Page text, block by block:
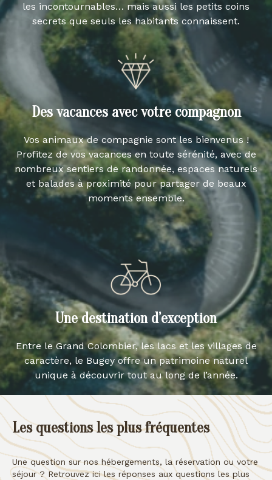
les incontournables… mais aussi les petits coins
secrets que seuls les habitants connaissent.
Des vacances avec votre compagnon
Vos animaux de compagnie sont les bienvenus !
Profitez de vos vacances en toute sérénité, avec de
nombreux sentiers de randonnée, espaces naturels
et balades à proximité pour partager de beaux
moments ensemble.
Une destination d’exception
Entre le Grand Colombier, les lacs et les villages de
caractère, le Bugey offre un patrimoine naturel
unique à découvrir tout au long de l’année.
Les questions les plus fréquentes
Une question sur nos hébergements, la réservation ou votre
séjour ? Retrouvez ici les réponses aux questions les plus